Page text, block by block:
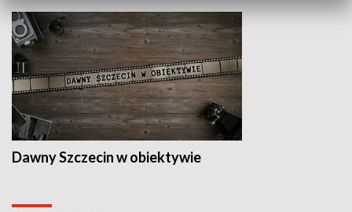
Dawny Szczecin w obiektywie